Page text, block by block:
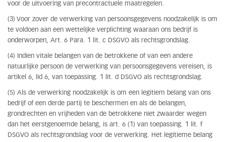
voor de uitvoering van precontractuele maatregelen.
(3) Voor zover de verwerking van persoonsgegevens noodzakelijk is om
te voldoen aan een wettelijke verplichting waaraan ons bedrijf is
onderworpen, Art. 6 Para. 1 lit. c DSGVO als rechtsgrondslag.
(4) Indien vitale belangen van de betrokkene of van een andere
natuurlijke persoon de verwerking van persoonsgegevens vereisen, is
artikel 6, lid 6, van toepassing. 1 lit. d DSGVO als rechtsgrondslag.
(5) Als de verwerking noodzakelijk is om een legitiem belang van ons
bedrijf of een derde partij te beschermen en als de belangen,
grondrechten en vrijheden van de betrokkene niet zwaarder wegen
dan het eerstgenoemde belang, is art. 6 (1) van toepassing. 1 lit. f
DSGVO als rechtsgrondslag voor de verwerking. Het legitieme belang